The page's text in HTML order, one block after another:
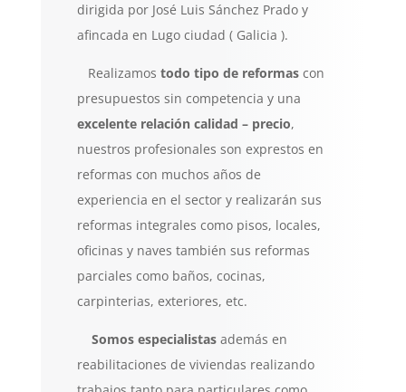
dirigida por José Luis Sánchez Prado y
afincada en Lugo ciudad ( Galicia ).
Realizamos todo tipo de reformascon
presupuestos sin competencia y una
excelente relación calidad –precio,
nuestros profesionales son exprestos en
reformas con muchos años de
experiencia en el sector y realizarán sus
reformas integrales como pisos, locales,
oficinas y naves también sus reformas
parciales como baños, cocinas,
carpinterias, exteriores, etc.
Somos especialistasademás en
reabilitaciones de viviendas realizando